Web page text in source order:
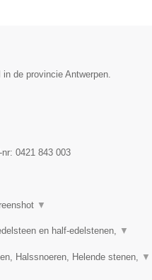
de provincie Antwerpen.
0421 843 003
▼
en half-edelstenen, ▼
Halssnoeren, Helende stenen, ▼